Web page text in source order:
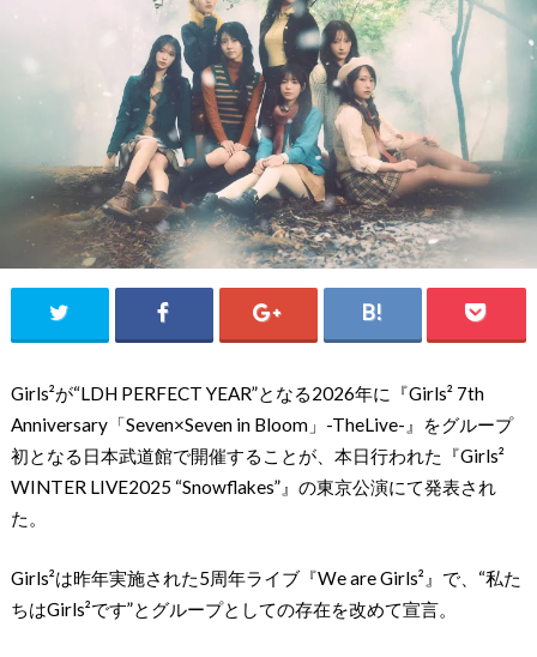
Girls²が“LDH PERFECT YEAR”となる2026年に『Girls² 7th
Anniversary「Seven×Seven in Bloom」-TheLive-』をグループ
初となる日本武道館で開催することが、本日行われた『Girls²
WINTER LIVE2025 “Snowflakes”』の東京公演にて発表され
た。
Girls²は昨年実施された5周年ライブ『We are Girls²』で、“私た
ちはGirls²です”とグループとしての存在を改めて宣言。